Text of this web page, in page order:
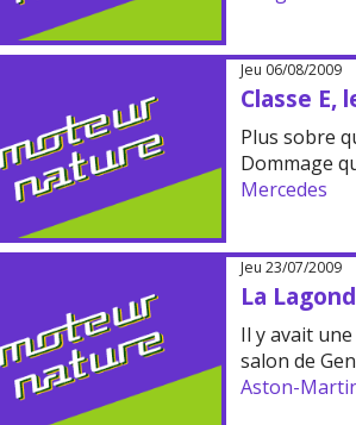
Jeu 06/08/2009
Classe E,
Plus sobre
Dommage
Mercedes
Jeu 23/07/2009
La
Il y avait
salon de
Aston-